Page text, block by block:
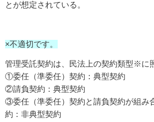
とが想定されている。
×不適切です。
管理受託契約は、民法上の契約類型※に
①委任（準委任）契約：典型契約
②請負契約：典型契約
③委任（準委任）契約と請負契約が組み
約：非典型契約